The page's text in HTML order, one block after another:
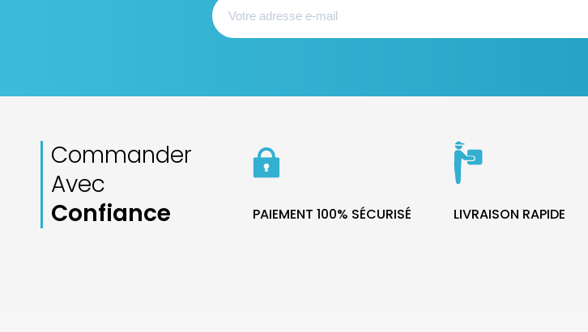
Commander
Avec
Confiance
PAIEMENT 100% SÉCURISÉ LIVRAISON RAPIDE